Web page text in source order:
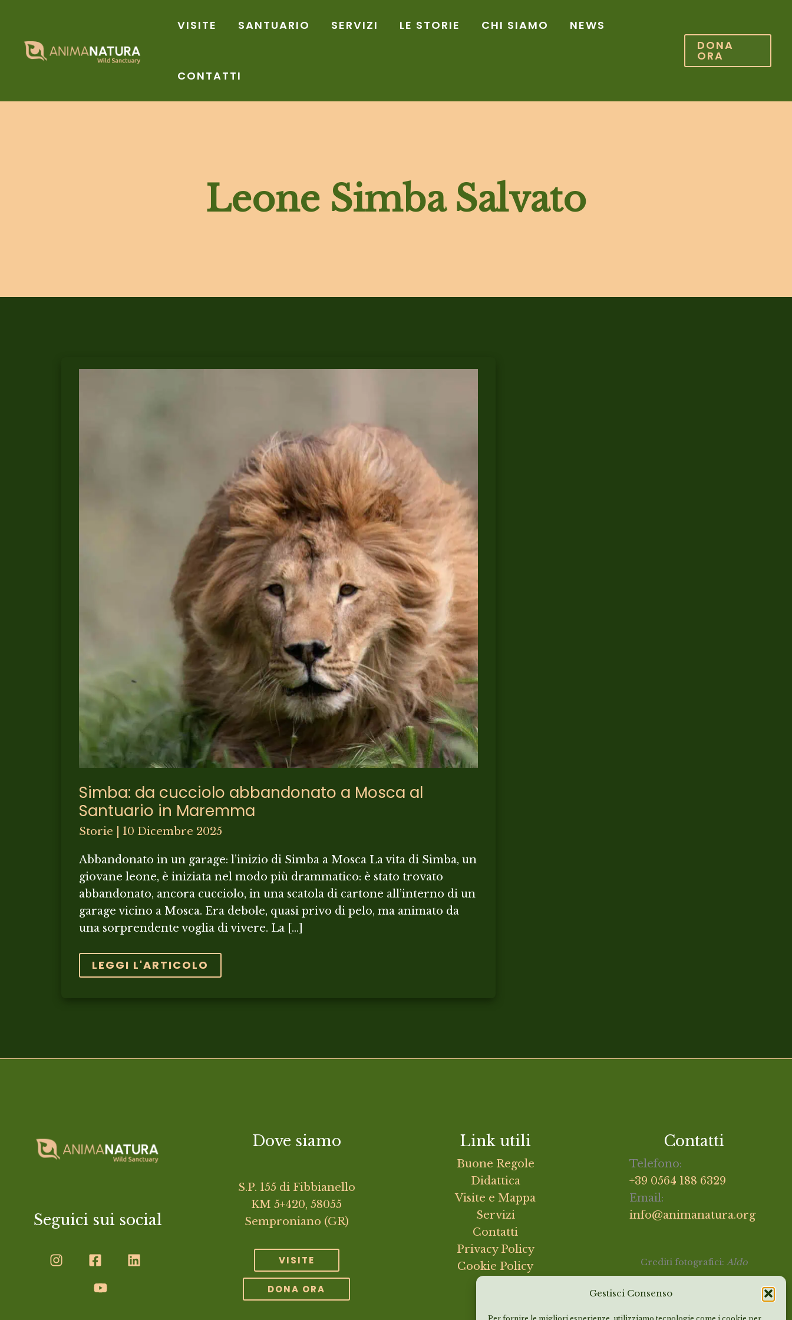
Gestisci Consenso
contenuto
VISITE SANTUARIO SERVIZI LE STORIE CHI SIAMO NEWS
CONTATTI
DONA
ORA
Leone Simba Salvato
Simba: da cucciolo abbandonato a Mosca al
Santuario in Maremma
Storie 10 Dicembre 2025
Abbandonato in un garage: l’inizio di Simba a Mosca La vita di Simba, un
giovane leone, è iniziata nel modo più drammatico: è stato trovato
abbandonato, ancora cucciolo, in una scatola di cartone all’interno di un
garage vicino a Mosca. Era debole, quasi privo di pelo, ma animato da
una sorprendente voglia di vivere. La […]
SIMBA:
LEGGI L'ARTICOLO
Seguici sui social
Dove siamo
S.P. 155 di Fibbianello
KM 5+420, 58055
Semproniano (GR)
VISITE
DONA ORA
Link utili
Buone Regole
Didattica
Visite e Mappa
Servizi
Contatti
Privacy Policy
Cookie Policy
Contatti
Telefono:
+39 0564 188 6329
Email:
info@animanatura.org
Crediti fotografici:Aldo
Andrea Costanzi e archivio
Animanatura.